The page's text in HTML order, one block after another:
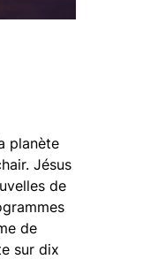
planète
Jésus
de
de
sur dix